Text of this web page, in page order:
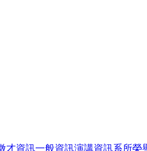
才資訊一般資訊演講資訊系所榮